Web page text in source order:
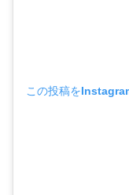
この投稿を